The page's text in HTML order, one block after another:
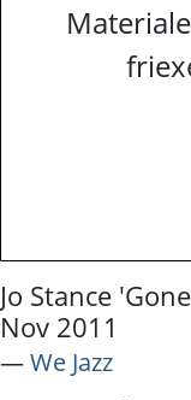
Jo Stance
Nov 2011
―We Jazz